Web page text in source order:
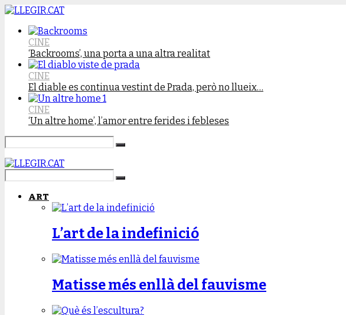
CINE
‘Backrooms’, una porta a una altra realitat
CINE
El diable es continua vestint de Prada, però no llueix…
CINE
‘Un altre home’, l’amor entre ferides i febleses
ART
L’art de la indefinició
Matisse més enllà del fauvisme